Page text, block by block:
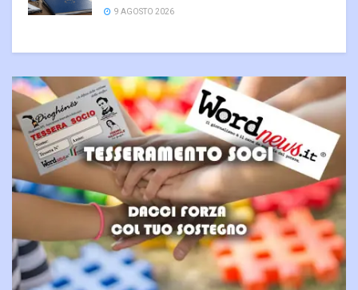
9 AGOSTO 2026